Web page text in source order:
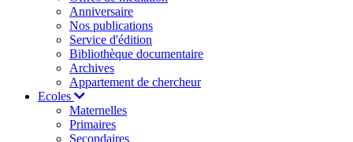
Anniversaire
Nos publications
Service d'édition
Bibliothèque documentaire
Archives
Appartement de chercheur
Ecoles
Maternelles
Primaires
Secondaires